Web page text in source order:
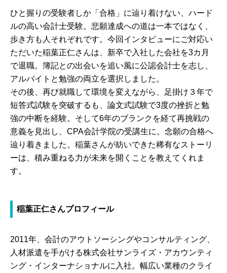
ひと握りの受験者しか「合格」に辿り着けない、ハード
ルの高い会計士受験。悲願達成への道は一本ではなく、
歩き方も人それぞれです。今回インタビューにご対応い
ただいた稲葉正仁さんは、新卒で入社した会社を3カ月
で退職。簿記との出会いを追い風に公認会計士を志し、
アルバイトと勉強の両立を選択しました。
その後、再び就職して環境を変えながら、足掛け３年で
短答式試験を突破するも、論文式試験で3度の挫折と勉
強の中断を経験。そして6年のブランクを経て再挑戦の
意義を見出し、CPA会計学院の受講生に。念願の合格へ
辿り着きました。稲葉さんが紡いできた稀有なストーリ
ーは、積み重ねる力が未来を開くことを教えてくれま
す。
稲葉正仁さんプロフィール
2011年、会計のアウトソーシングやコンサルティング、
人材派遣を手がける株式会社サンライズ・アカウンティ
ング・インターナショナルに入社。幅広い業種のクライ